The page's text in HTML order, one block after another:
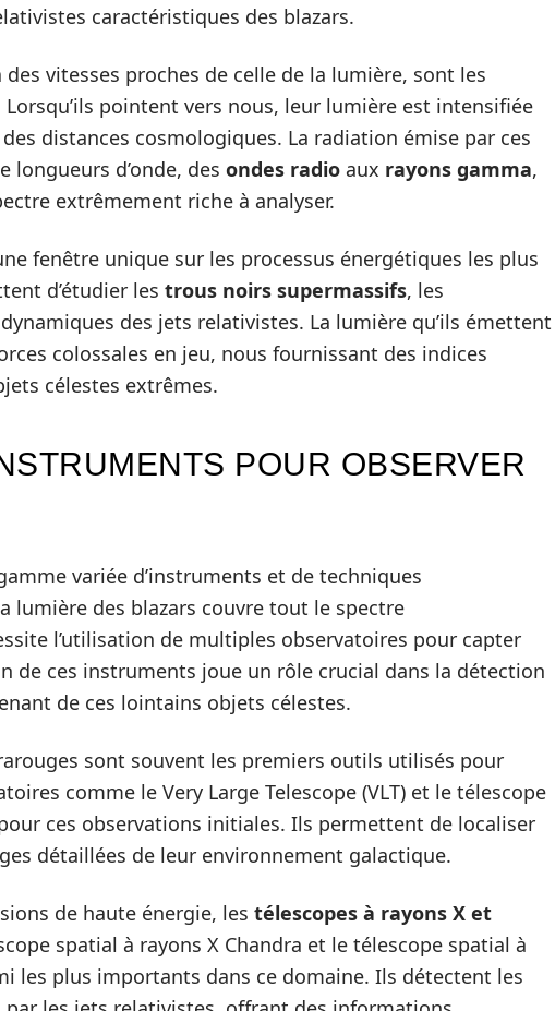
caractéristiques des blazars.
vitesses proches de celle de la lumière, sont les
pointent vers nous, leur lumière est intensifiée
distances cosmologiques. La radiation émise par ces
longueurs d’onde, des ondes radio aux rayons gamma,
extrêmement riche à analyser.
fenêtre unique sur les processus énergétiques les plus
d’étudier les trous noirs supermassifs, les
des jets relativistes. La lumière qu’ils émettent
colossales en jeu, nous fournissant des indices
célestes extrêmes.
POUR OBSERVER
variée d’instruments et de techniques
lumière des blazars couvre tout le spectre
l’utilisation de multiples observatoires pour capter
de ces instruments joue un rôle crucial dans la détection
de ces lointains objets célestes.
sont souvent les premiers outils utilisés pour
comme le Very Large Telescope (VLT) et le télescope
ces observations initiales. Ils permettent de localiser
détaillées de leur environnement galactique.
de haute énergie, les télescopes à rayons X et
spatial à rayons X Chandra et le télescope spatial à
les plus importants dans ce domaine. Ils détectent les